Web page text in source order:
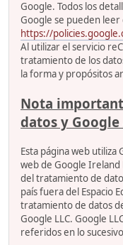
Google. Todos los
Google se pueden leer
https://
Al utilizar el servicio
tratamiento de los
la forma y propósitos
Nota
datos y
Esta página web utiliza
web de Google Ireland
del tratamiento de
país fuera del Espacio
tratamiento de datos
Google LLC. Google
referidos en lo